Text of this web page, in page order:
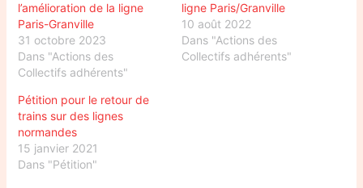
l’amélioration de la ligne
Paris-Granville
31 octobre 2023
Dans "Actions des
Collectifs adhérents"
ligne Paris/Granville
10 août 2022
Dans "Actions des
Collectifs adhérents"
Pétition pour le retour de
trains sur des lignes
normandes
15 janvier 2021
Dans "Pétition"